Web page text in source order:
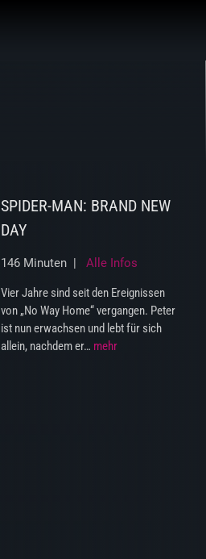
SPIDER-MAN: BRAND NEW
DAY
146 Minuten | Alle Infos
Vier Jahre sind seit den Ereignissen
von „No Way Home“ vergangen. Peter
ist nun erwachsen und lebt für sich
allein, nachdem er… mehr